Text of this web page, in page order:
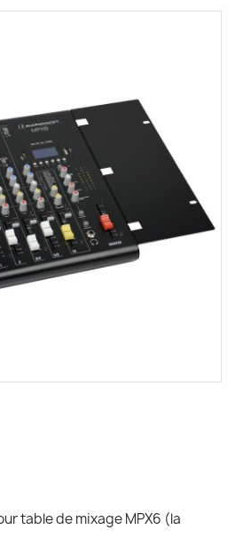
table de mixage MPX6 (la